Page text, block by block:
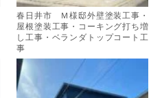
春日井市 Ｍ様邸外壁塗装工事・
屋根塗装工事・コーキング打ち増
し工事・ベランダトップコート工
事